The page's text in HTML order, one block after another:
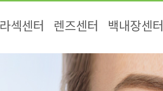
라섹센터 렌즈센터 백내장센터